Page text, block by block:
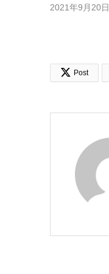
2021年9月20日
 Post